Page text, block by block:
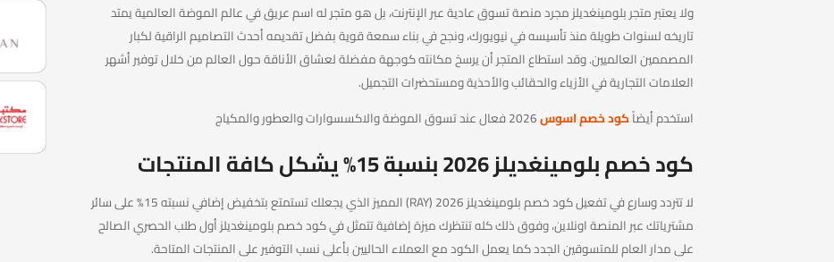
ولا يعتبر متجر بلومينغديلز مجرد منصة تسوق عادية عبر الإنترنت، بل هو متجر له اسم عريق في عالم الموضة العالمية يمتد
تاريخه لسنوات طويلة منذ تأسيسه في نيويورك، ونجح في بناء سمعة قوية بفضل تقديمه أحدث التصاميم الراقية لكبار
المصممين العالميين. وقد استطاع المتجر أن يرسخ مكانته كوجهة مفضلة لعشاق الأناقة حول العالم من خلال توفير أشهر
العلامات التجارية في الأزياء والحقائب والأحذية ومستحضرات التجميل.
استخدم أيضاًكود خصم اسوس
كود خصم بلومينغديلز 2026 بنسبة 15% يشكل كافة المنتجات
لا تتردد وسارع في تفعيل كود خصم بلومينغديلز 2026 (RAY) المميز الذي يجعلك تستمتع بتخفيض إضافي نسبته 15% على سائر
مشترياتك عبر المنصة اونلاين، وفوق ذلك كله تنتظرك ميزة إضافية تتمثل في كود خصم بلومينغديلز أول طلب الحصري الصالح
على مدار العام للمتسوقين الجدد كما يعمل الكود مع العملاء الحاليين بأعلى نسب التوفير على المنتجات المتاحة.